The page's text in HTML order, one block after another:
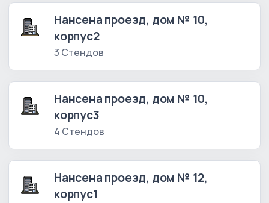
Нансена проезд, дом № 10,
корпус2
3 Стендов
Нансена проезд, дом № 10,
корпус3
4 Стендов
Нансена проезд, дом № 12,
корпус1